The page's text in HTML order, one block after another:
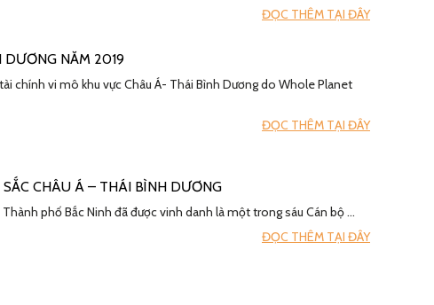
ĐỌC THÊM TẠI ĐÂY
DƯƠNG NĂM 2019
chính vi mô khu vực Châu Á- Thái Bình Dương do Whole Planet
ĐỌC THÊM TẠI ĐÂY
CHÂU Á – THÁI BÌNH DƯƠNG
phố Bắc Ninh đã được vinh danh là một trong sáu Cán bộ …
ĐỌC THÊM TẠI ĐÂY